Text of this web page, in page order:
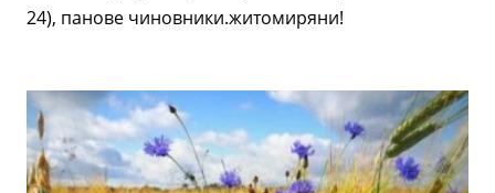
24), панове чиновники.житомиряни!